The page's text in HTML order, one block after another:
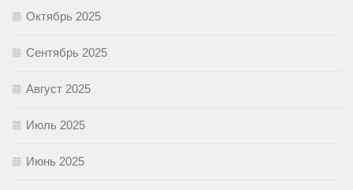
Октябрь 2025
Сентябрь 2025
Август 2025
Июль 2025
Июнь 2025